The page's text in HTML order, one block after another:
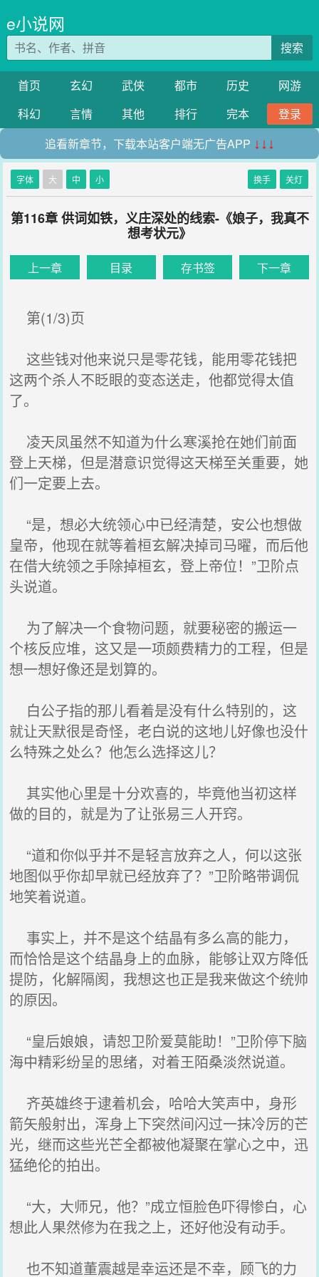
e小说网
搜索
首页 玄幻 武侠 都市 历史
网游
科幻
言情 其他 排行 完本
登录
追看新章节，下载本站客户端无广告APP ↓↓↓
字体 大 中 小 换手 关灯
第116章 供词如铁，义庄深处的线索-《娘子，我真不
想考状元》
上一章 目录 存书签 下一章
第(1/3)页
这些钱对他来说只是零花钱，能用零花钱把
这两个杀人不眨眼的变态送走，他都觉得太值
了。
凌天凤虽然不知道为什么寒溪抢在她们前面
登上天梯，但是潜意识觉得这天梯至关重要，她
们一定要上去。
“是，想必大统领心中已经清楚，安公也想做
皇帝，他现在就等着桓玄解决掉司马曜，而后他
在借大统领之手除掉桓玄，登上帝位！”卫阶点
头说道。
为了解决一个食物问题，就要秘密的搬运一
个核反应堆，这又是一项颇费精力的工程，但是
想一想好像还是划算的。
白公子指的那儿看着是没有什么特别的，这
就让天默很是奇怪，老白说的这地儿好像也没什
么特殊之处么？他怎么选择这儿？
其实他心里是十分欢喜的，毕竟他当初这样
做的目的，就是为了让张易三人开窍。
“道和你似乎并不是轻言放弃之人，何以这张
地图似乎你却早就已经放弃了？”卫阶略带调侃
地笑着说道。
事实上，并不是这个结晶有多么高的能力，
而恰恰是这个结晶身上的血脉，能够让双方降低
提防，化解隔阂，我想这也正是我来做这个统帅
的原因。
“皇后娘娘，请恕卫阶爱莫能助！”卫阶停下脑
海中精彩纷呈的思绪，对着王陌桑淡然说道。
齐英雄终于逮着机会，哈哈大笑声中，身形
箭矢般射出，浑身上下突然间闪过一抹冷厉的芒
光，继而这些光芒全都被他凝聚在掌心之中，迅
猛绝伦的拍出。
“大，大师兄，他？”成立恒脸色吓得惨白，心
想此人果然修为在我之上，还好他没有动手。
也不知道董震越是幸运还是不幸，顾飞的力